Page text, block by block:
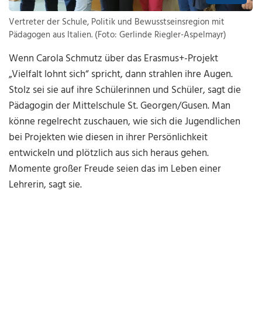
Vertreter der Schule, Politik und Bewusstseinsregion mit
Pädagogen aus Italien. (Foto: Gerlinde Riegler-Aspelmayr)
Wenn Carola Schmutz über das Erasmus+-Projekt
„Vielfalt lohnt sich“ spricht, dann strahlen ihre Augen.
Stolz sei sie auf ihre Schülerinnen und Schüler, sagt die
Pädagogin der Mittelschule St. Georgen/Gusen. Man
könne regelrecht zuschauen, wie sich die Jugendlichen
bei Projekten wie diesen in ihrer Persönlichkeit
entwickeln und plötzlich aus sich heraus gehen.
Momente großer Freude seien das im Leben einer
Lehrerin, sagt sie.